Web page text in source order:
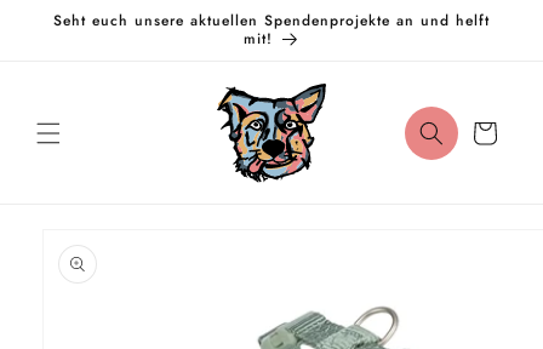
zum
Seht euch unsere aktuellen Spendenprojekte an und helft
mit!
Warenkorb